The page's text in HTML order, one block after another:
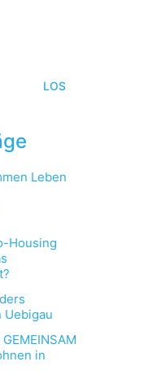
Leben
Housing
Uebigau
in